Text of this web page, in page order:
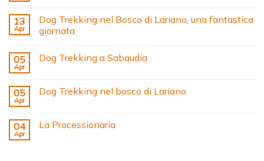
13
Apr
Dog Trekking nel Bosco di Lariano, una fantastica
giornata
05
Apr
Dog Trekking a Sabaudia
05
Apr
Dog Trekking nel bosco di Lariano
04
Apr
La Processionaria